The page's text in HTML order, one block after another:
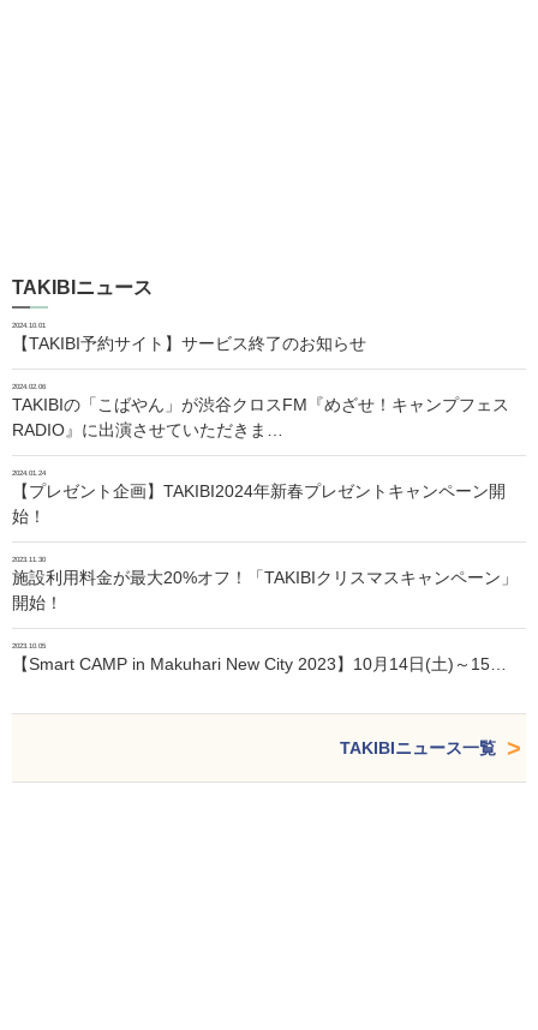
TAKIBIニュース
2024.10.01
【TAKIBI予約サイト】サービス終了のお知らせ
2024.02.06
TAKIBIの「こばやん」が渋谷クロスFM『めざせ！キャンプフェス
RADIO』に出演させていただきま…
2024.01.24
【プレゼント企画】TAKIBI2024年新春プレゼントキャンペーン開
始！
2023.11.30
施設利用料金が最大20%オフ！「TAKIBIクリスマスキャンペーン」
開始！
2023.10.05
【Smart CAMP in Makuhari New City 2023】10月14日(土)～15…
TAKIBIニュース一覧